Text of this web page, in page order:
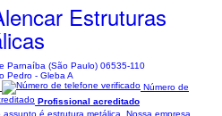
Estruturas
Parnaíba (São Paulo) 06535-110
Pedro - Gleba A
Número de
Profissional acreditado
é estrutura metálica. Nossa empresa